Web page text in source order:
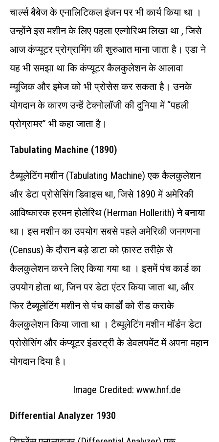
चार्ल्स बैबेज के एनालिटिकल इंजन पर भी कार्य किया था ।
उन्होंने इस मशीन के लिए पहला एल्गोरिथ्म लिखा था , जिसे
आज कंप्यूटर प्रोग्रामिंग की शुरुआत माना जाता है। एडा ने
यह भी समझा था कि कंप्यूटर कैलकुलेशन के आलावा
म्यूजिक और इमेज को भी प्रोसेस कर सकता है। उनके
योगदान के कारण उन्हें टेक्नोलॉजी की दुनिया में “पहली
प्रोग्रामर” भी कहा जाता है।
Tabulating Machine (1890)
टैब्यूलेटिंग मशीन (Tabulating Machine) एक कैलकुलेशन
और डेटा प्रोसेसिंग डिवाइस था, जिसे 1890 में अमेरिकी
आविष्कारक हरमन होलेरिथ (Herman Hollerith) ने बनाया
था। इस मशीन का उपयोग सबसे पहले अमेरिकी जनगणना
(Census) के दौरान बड़े डाटा को फ़ास्ट तरीक़े से
कैलकुलेशन करने लिए किया गया था । इसमें पंच कार्ड का
उपयोग होता था, जिन पर डेटा एंटर किया जाता था, और
फिर टैब्यूलेटिंग मशीन से पंच कार्डों को रीड कराके
कैलकुलेशन किया जाता था । टैब्यूलेटिंग मशीन मॉर्डन डेटा
प्रोसेसिंग और कंप्यूटर इंडस्ट्री के डेवलपमेंट में अपना महान
योगदान दिया है।
Image Credited: www.hnf.de
Differential Analyzer 1930